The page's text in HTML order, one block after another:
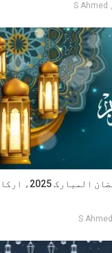
S Ahmed
درس نمبر20
S Ahmed